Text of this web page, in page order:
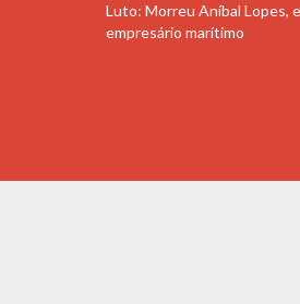
Luto: Morreu Aníbal Lopes,
empresário marítimo